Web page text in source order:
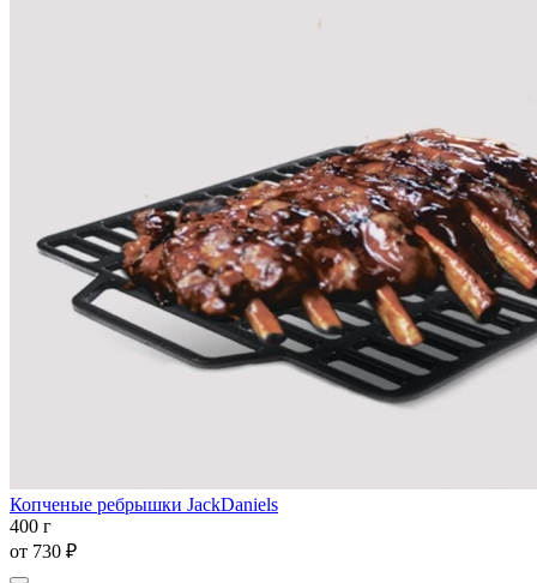
Копченые ребрышки JackDaniels
400 г
от 730 ₽